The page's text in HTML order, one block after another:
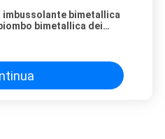
imbussolante bimetallica
bimetallica dei